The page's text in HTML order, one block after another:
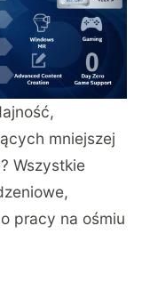
mniejszej
Wszystkie
pracy na ośmiu